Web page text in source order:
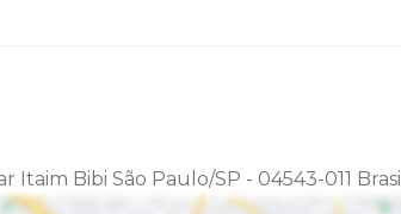
Itaim Bibi São Paulo/SP - 04543-011 Brasil